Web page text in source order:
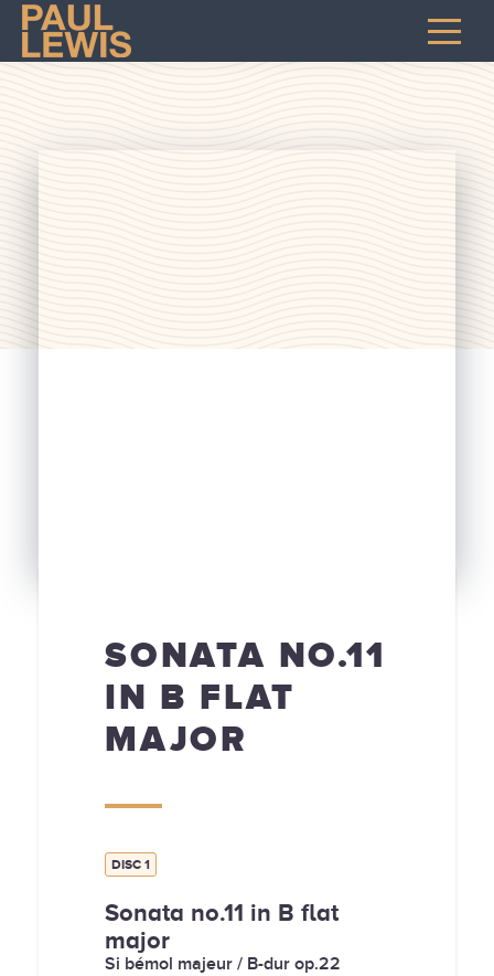
SONATA NO.11
IN B FLAT
MAJOR
DISC 1
Sonata no.11 in B flat
major
Si bémol majeur / B-dur op.22